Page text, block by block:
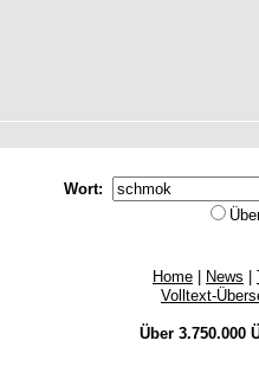
Wort:
Home News
Volltext-
Über 3.750.000